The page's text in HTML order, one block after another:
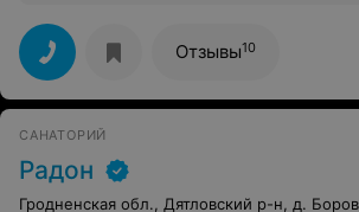
И гинеколог, лучший в городе,
компетентная Наталья Валерьевна
Отзывы10
САНАТОРИЙ
Радон